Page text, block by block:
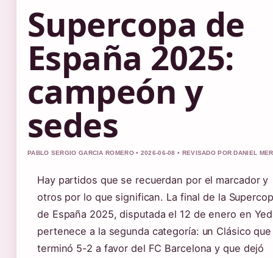
Supercopa de
España 2025:
campeón y
sedes
PABLO SERGIO GARCIA ROMERO • 2026-06-08 • REVISADO POR DANIEL
Hay partidos que se recuerdan por el marcador y
otros por lo que significan. La final de la
de España 2025, disputada el 12 de enero en
pertenece a la segunda categoría: un Clásico que
terminó 5-2 a favor del FC Barcelona y que dejó